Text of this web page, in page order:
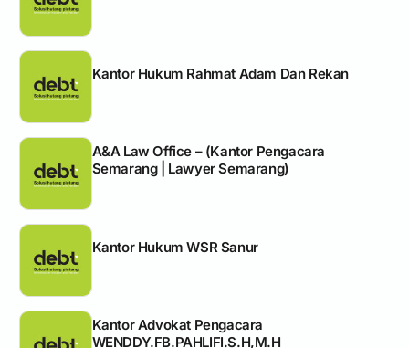
Kantor Hukum Rahmat Adam Dan Rekan
A&A Law Office – (Kantor Pengacara
Semarang | Lawyer Semarang)
Kantor Hukum WSR Sanur
Kantor Advokat Pengacara
WENDDY.FB.PAHLIFI.S.H,M.H